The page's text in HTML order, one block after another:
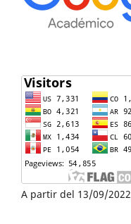
A partir del 13/09/2022